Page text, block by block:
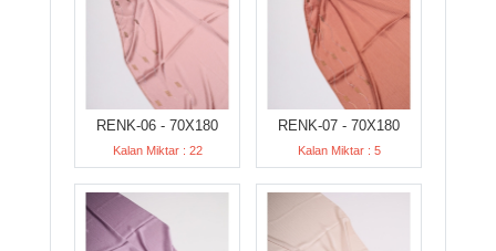
RENK-06 - 70X180
Kalan Miktar : 22
RENK-07 - 70X180
Kalan Miktar : 5